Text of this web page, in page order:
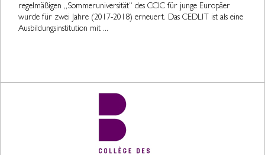
regelmäßigen „Sommeruniversität“ des CCIC für junge Europäer
wurde für zwei Jahre (2017-2018) erneuert. Das CEDLIT ist als eine
Ausbildungsinstitution mit ...